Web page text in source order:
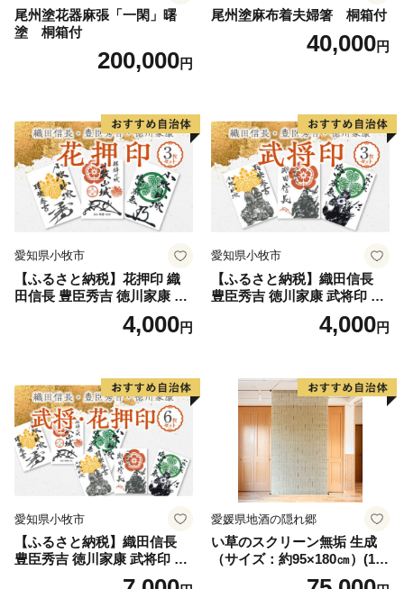
尾州塗花器麻張「一閑」曙
塗 桐箱付
200,000円
尾州塗麻布着夫婦箸 桐箱付
40,000円
愛知県小牧市
【ふるさと納税】花押印 織
田信長 豊臣秀吉 徳川家康 3
枚 セット 戦国 武将 小牧山城
墨絵 龍画師 書道アーティス
牧市 お取り寄せ 送料無料
4,000円
愛知県小牧市
【ふるさと納税】織田信長
豊臣秀吉 徳川家康 武将印 3
枚 セット イラスト 戦国 武将
小牧山城 墨絵 龍画師 書道ア
愛知県 小牧市 お取り寄せ 送
4,000円
愛知県小牧市
【ふるさと納税】織田信長
豊臣秀吉 徳川家康 武将印 花
押印 6枚 セット イラスト 戦
愛媛県地酒の隠れ郷
い草のスクリーン無垢 生成
（サイズ：約95×180㎝）(14